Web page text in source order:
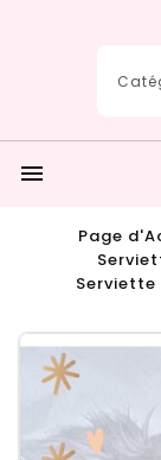

Page
Serviette